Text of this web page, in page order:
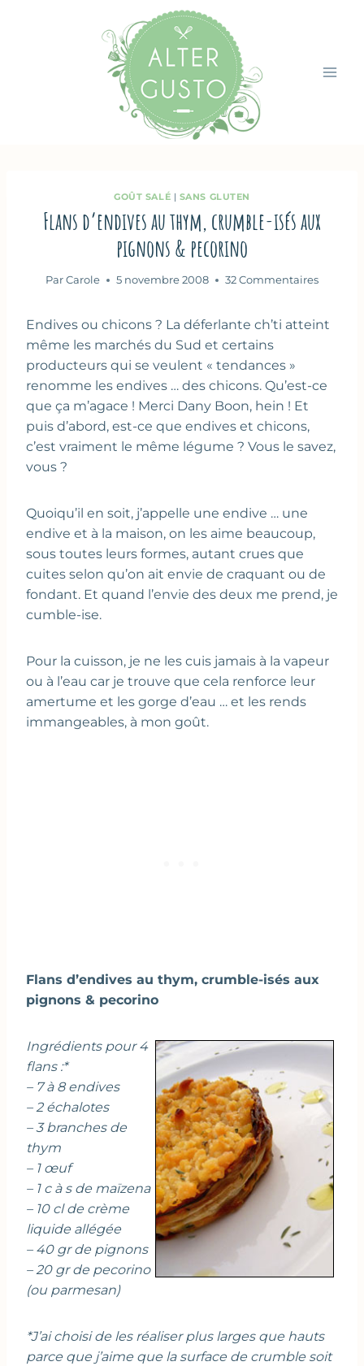
GOÛT SALÉ | SANS GLUTEN
Flans d’endives au thym, crumble-isés aux
pignons & pecorino
Par Carole 5 novembre 2008 32 Commentaires
Endives ou chicons ? La déferlante ch’ti atteint
même les marchés du Sud et certains
producteurs qui se veulent « tendances »
renomme les endives … des chicons. Qu’est-ce
que ça m’agace ! Merci Dany Boon, hein ! Et
puis d’abord, est-ce que endives et chicons,
c’est vraiment le même légume ? Vous le savez,
vous ?
Quoiqu’il en soit, j’appelle une endive … une
endive et à la maison, on les aime beaucoup,
sous toutes leurs formes, autant crues que
cuites selon qu’on ait envie de craquant ou de
fondant. Et quand l’envie des deux me prend, je
cumble-ise.
Pour la cuisson, je ne les cuis jamais à la vapeur
ou à l’eau car je trouve que cela renforce leur
amertume et les gorge d’eau … et les rends
immangeables, à mon goût.
Flans d’endives au thym, crumble-isés aux
pignons & pecorino
Ingrédients pour 4
flans :*
– 7 à 8 endives
– 2 échalotes
– 3 branches de
thym
– 1 œuf
– 1 c à s de maïzena
– 10 cl de crème
liquide allégée
– 40 gr de pignons
– 20 gr de pecorino
(ou parmesan)
*J’ai choisi de les réaliser plus larges que hauts
parce que j’aime que la surface de crumble soit